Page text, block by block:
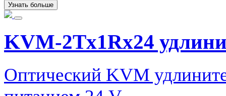
Узнать больше
KVM-2Tx1Rx24
Оптический KVM